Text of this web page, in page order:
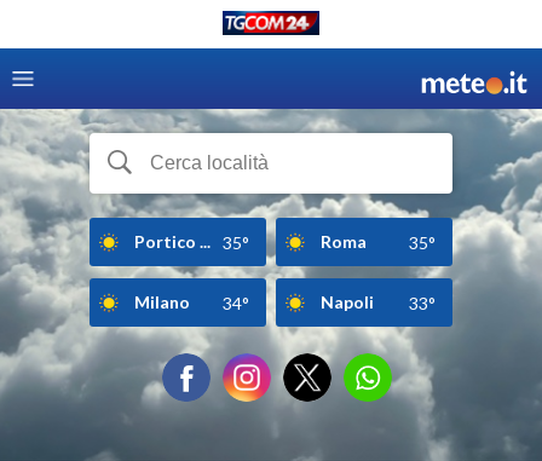
Portico ... 35° Roma 35°
Milano 34° Napoli 33°